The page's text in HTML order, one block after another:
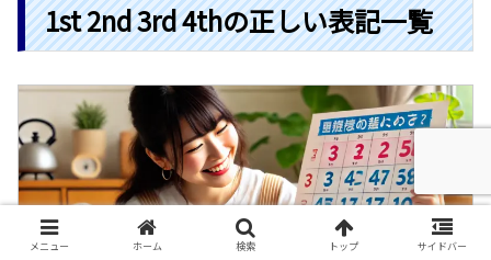
1st 2nd 3rd 4thの正しい表記一覧
メニュー ホーム 検索 トップ サイドバー